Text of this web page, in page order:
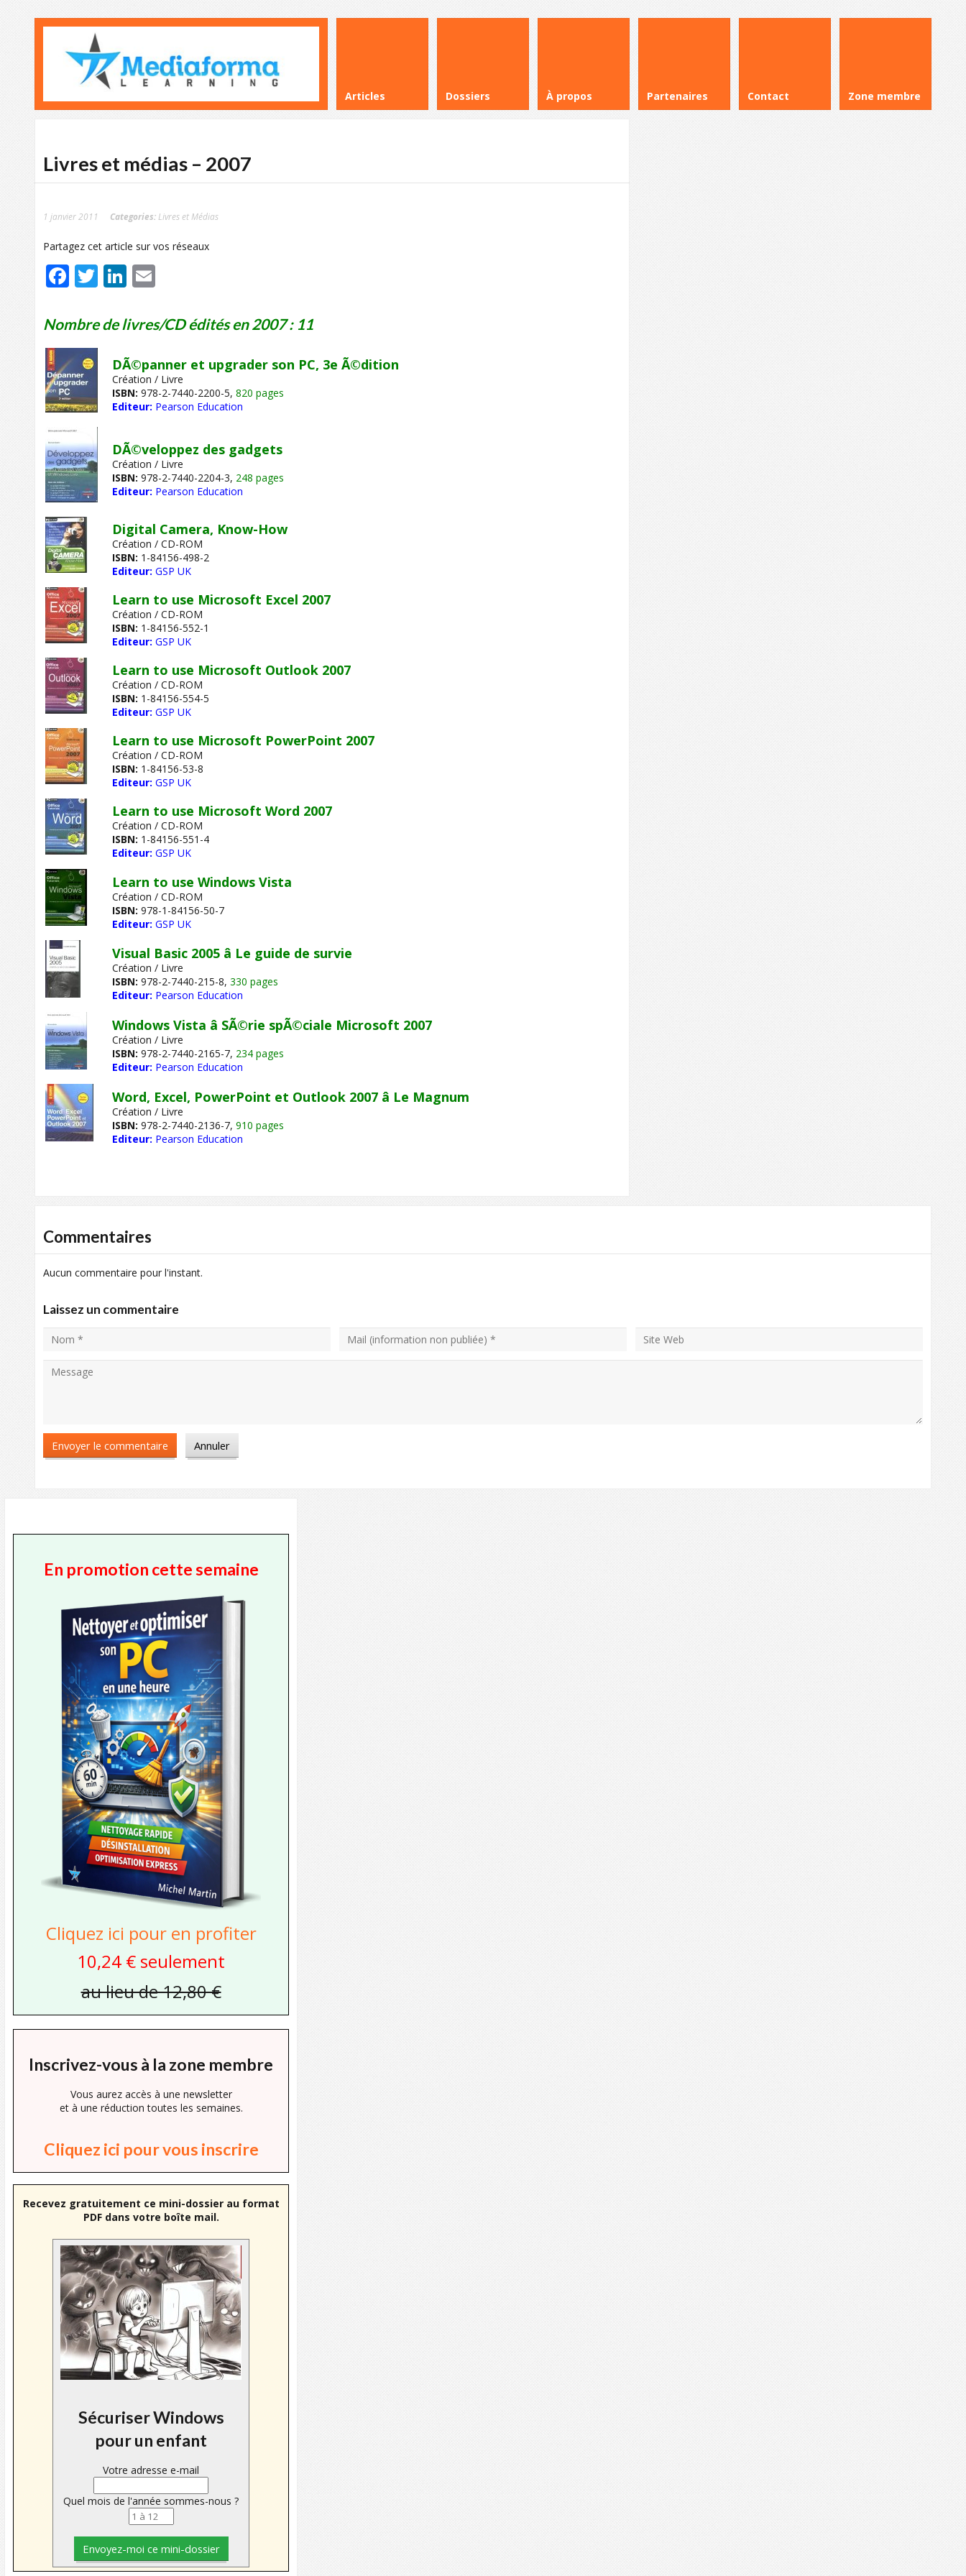
Articles Dossiers À propos Partenaires Contact Zone membre
Livres et médias – 2007
1 janvier 2011 Categories: Livres et Médias
Partagez cet article sur vos réseaux
Facebook
TwitterLinkedIn
Nombre de livres/CD édités en 2007 : 11
DÃ©panner et upgrader son PC, 3e Ã©dition
Création / Livre
ISBN: 978-2-7440-2200-5, 820 pages
Editeur: Pearson Education
DÃ©veloppez des gadgets
Création / Livre
ISBN: 978-2-7440-2204-3, 248 pages
Editeur: Pearson Education
Digital Camera, Know-How
Création / CD-ROM
ISBN: 1-84156-498-2
Editeur: GSP UK
Learn to use Microsoft Excel 2007
Création / CD-ROM
ISBN: 1-84156-552-1
Editeur: GSP UK
Learn to use Microsoft Outlook 2007
Création / CD-ROM
ISBN: 1-84156-554-5
Editeur: GSP UK
Learn to use Microsoft PowerPoint 2007
Création / CD-ROM
ISBN: 1-84156-53-8
Editeur: GSP UK
Learn to use Microsoft Word 2007
Création / CD-ROM
ISBN: 1-84156-551-4
Editeur: GSP UK
Learn to use Windows Vista
Création / CD-ROM
ISBN: 978-1-84156-50-7
Editeur: GSP UK
Visual Basic 2005 â Le guide de survie
Création / Livre
ISBN: 978-2-7440-215-8, 330 pages
Editeur: Pearson Education
Windows Vista â SÃ©rie spÃ©ciale Microsoft 2007
Création / Livre
ISBN: 978-2-7440-2165-7, 234 pages
Editeur: Pearson Education
Word, Excel, PowerPoint et Outlook 2007 â Le Magnum
Création / Livre
ISBN: 978-2-7440-2136-7, 910 pages
Editeur: Pearson Education
Commentaires
Aucun commentaire pour l'instant.
Laissez un commentaire
En promotion cette semaine
Cliquez ici pour en profiter
10,24 € seulement
au lieu de 12,80 €
Inscrivez-vous à la zone membre
Vous aurez accès à une newsletter
et à une réduction toutes les semaines.
Cliquez ici pour vous inscrire
Recevez gratuitement ce mini-dossier au format
PDF dans votre boîte mail.
Sécuriser Windows
pour un enfant
Votre adresse e-mail
Quel mois de l'année sommes-nous ?